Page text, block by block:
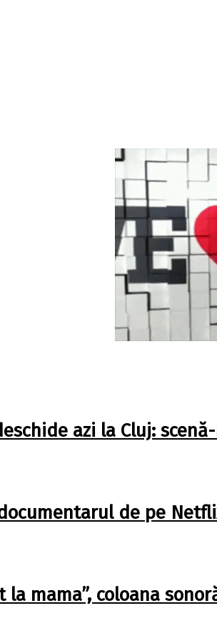
azi la Cluj:
de pe
la mama”, coloana